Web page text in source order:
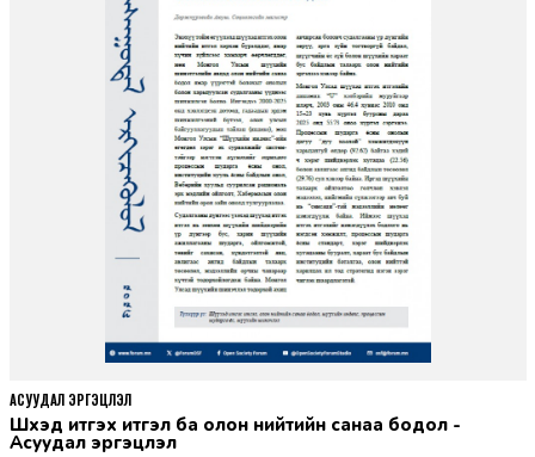
Шүүхэд итгэх итгэл ба олон нийтийн санаа бодол -
Асуудал эргэцүүлэл
АСУУДАЛ ЭРГЭЦҮҮЛЭЛ